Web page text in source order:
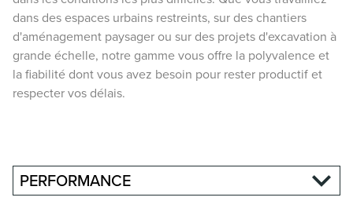
dans des espaces urbains restreints, sur des chantiers
d'aménagement paysager ou sur des projets d'excavation à
grande échelle, notre gamme vous offre la polyvalence et
la fiabilité dont vous avez besoin pour rester productif et
respecter vos délais.
PERFORMANCE